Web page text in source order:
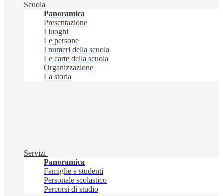
Scuola
Panoramica
Presentazione
I luoghi
Le persone
I numeri della scuola
Le carte della scuola
Organizzazione
La storia
Servizi
Panoramica
Famiglie e studenti
Personale scolastico
Percorsi di studio